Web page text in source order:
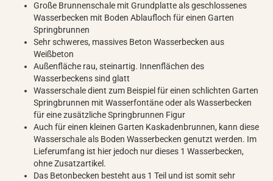
Große Brunnenschale mit Grundplatte als geschlossenes
Wasserbecken mit Boden Ablaufloch für einen Garten
Springbrunnen
Sehr schweres, massives Beton Wasserbecken aus
Weißbeton
Außenfläche rau, steinartig. Innenflächen des
Wasserbeckens sind glatt
Wasserschale dient zum Beispiel für einen schlichten Garten
Springbrunnen mit Wasserfontäne oder als Wasserbecken
für eine zusätzliche Springbrunnen Figur
Auch für einen kleinen Garten Kaskadenbrunnen, kann diese
Wasserschale als Boden Wasserbecken genutzt werden. Im
Lieferumfang ist hier jedoch nur dieses 1 Wasserbecken,
ohne Zusatzartikel.
Das Betonbecken besteht aus 1 Teil und ist somit sehr